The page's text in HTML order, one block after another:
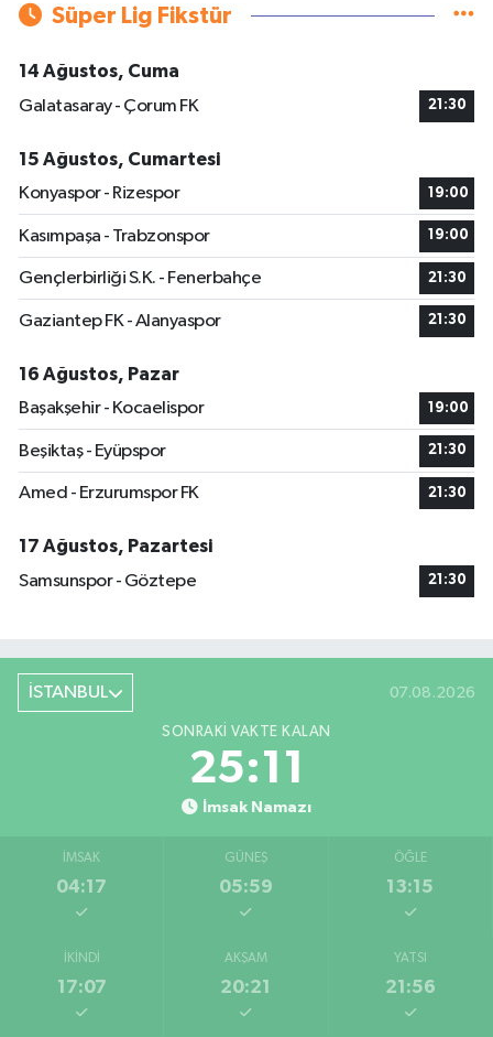
Süper Lig Fikstür
14 Ağustos, Cuma
Galatasaray - Çorum FK
21:30
15 Ağustos, Cumartesi
Konyaspor - Rizespor
19:00
Kasımpaşa - Trabzonspor 19:00
Gençlerbirliği S.K. - Fenerbahçe 21:30
Gaziantep FK - Alanyaspor 21:30
16 Ağustos, Pazar
Başakşehir - Kocaelispor
19:00
Beşiktaş - Eyüpspor 21:30
Amed - Erzurumspor FK 21:30
17 Ağustos, Pazartesi
Samsunspor - Göztepe
21:30
İSTANBUL 07.08.2026
SONRAKI VAKTE KALAN
25:11
İmsak Namazı
İMSAK
04:17
GÜNEŞ
05:59
ÖĞLE
13:15
İKINDI
17:07
AKŞAM
20:21
YATSI
21:56